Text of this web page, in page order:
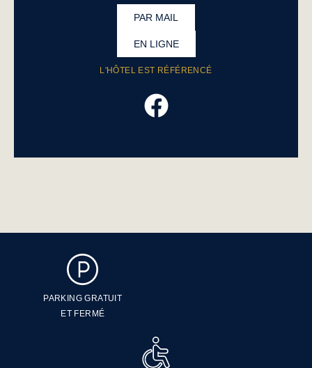
PAR MAIL
EN LIGNE
L'HÔTEL EST RÉFÉRENCÉ
PARKING GRATUIT
ET FERMÉ